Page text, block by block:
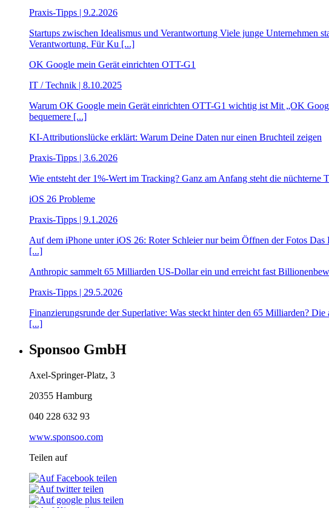
Praxis-Tipps | 9.2.2026
Startups zwischen Idealismus und Verantwortung Viele junge Unternehmen
Verantwortung. Für Ku [...]
OK Google mein Gerät einrichten OTT-G1
IT / Technik | 8.10.2025
Warum OK Google mein Gerät einrichten OTT-G1 wichtig ist Mit „OK
bequemere [...]
KI-Attributionslücke erklärt: Warum Deine Daten nur einen Bruchteil zeigen
Praxis-Tipps | 3.6.2026
Wie entsteht der 1%-Wert im Tracking? Ganz am Anfang steht die
iOS 26 Probleme
Praxis-Tipps | 9.1.2026
Auf dem iPhone unter iOS 26: Roter Schleier nur beim Öffnen der Fotos
[...]
Anthropic sammelt 65 Milliarden US-Dollar ein und erreicht fast
Praxis-Tipps | 29.5.2026
Finanzierungsrunde der Superlative: Was steckt hinter den 65 Milliarden?
[...]
Sponsoo GmbH
Axel-Springer-Platz, 3
20355 Hamburg
040 228 632 93
www.sponsoo.com
Teilen auf